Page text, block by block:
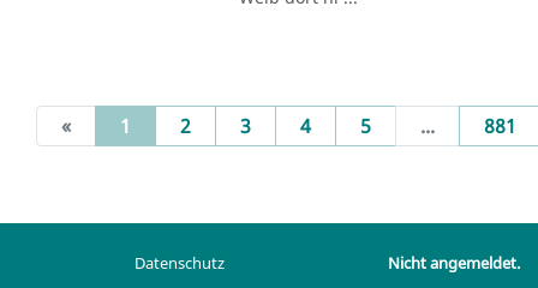
« 1 (current)
2 3 4 5 ... 881
Datenschutz
Nicht angemeldet.